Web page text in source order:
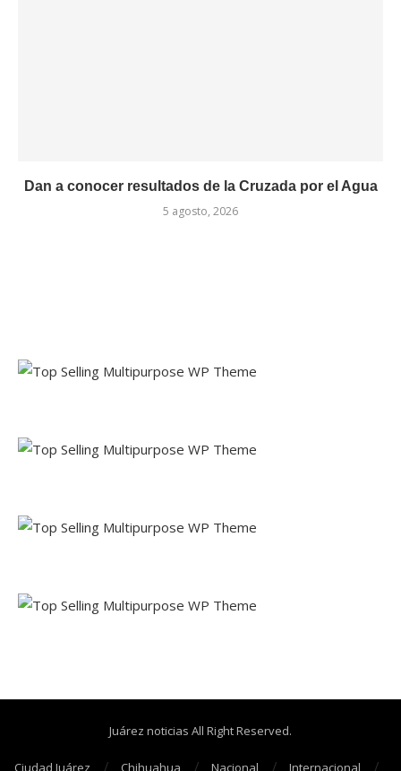
Dan a conocer resultados de la Cruzada por el Agua
5 agosto, 2026
Juárez noticias All Right Reserved.
Ciudad Juárez Chihuahua Nacional Internacional